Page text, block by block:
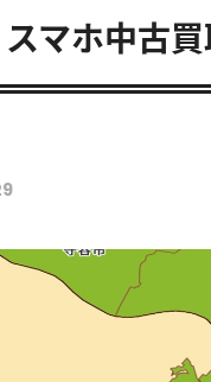
スマホ中古